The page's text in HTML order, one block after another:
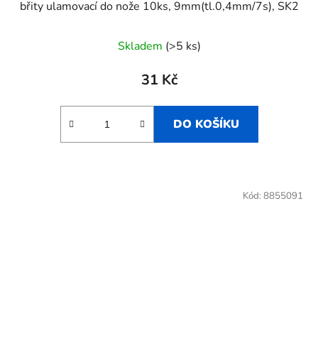
břity ulamovací do nože 10ks, 9mm(tl.0,4mm/7s), SK2
Skladem (>5 ks)
31 Kč
DO KOŠÍKU
Kód: 8855091